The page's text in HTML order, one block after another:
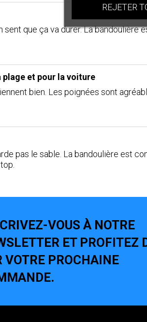
sent que ça va durer. La bandoulière
plage et pour la voiture
bien. Les poignées sont
pas le sable. La bandoulière est
VOUS À NOTRE
ET PROFITEZ
VOTRE PROCHAINE
REJETER